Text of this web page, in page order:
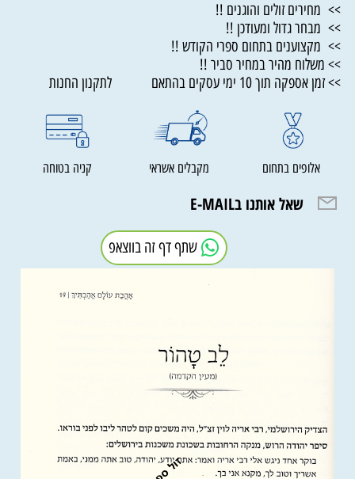
>> מחירים זולים והוגנים !!
>> מבחר גדול ומעודכן !!
>> מקצוענים בתחום ספרי הקודש !!
>> משלוח מהיר במחיר סביר !!
>> זמן אספקה תוך 10 ימי עסקים בהתאם לתקנון החנות
אלופים בתחום מקבלים אשראי קניה בטוחה
שאל אותנו בE-MAIL
שתף דף זה בווצאפ